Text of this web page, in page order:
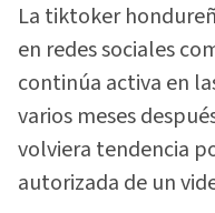
La tiktoker
en redes sociales
continúa activa en
varios meses
volviera tendencia
autorizada de un